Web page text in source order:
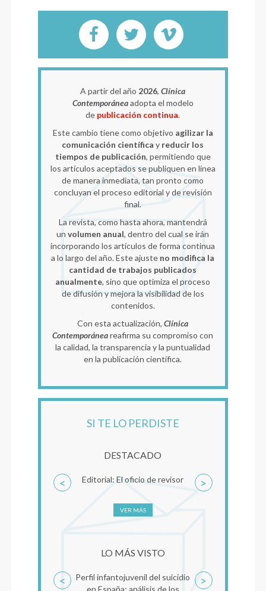
A partir del año 2026,Clínica
Contemporáneaadopta el modelo
de publicación continua.
Este cambio tiene como objetivo agilizar la
comunicación científica y reducir los
tiempos de publicación, permitiendo que
los artículos aceptados se publiquen en línea
de manera inmediata, tan pronto como
concluyan el proceso editorial y de revisión
final.
La revista, como hasta ahora, mantendrá
unvolumen anual, dentro del cual se irán
incorporando los artículos de forma continua
a lo largo del año. Este ajuste no modifica la
cantidad de trabajos publicados
anualmente, sino que optimiza el proceso
de difusión y mejora la visibilidad de los
contenidos.
Con esta actualización,Clínica
Contemporáneareafirma su compromiso con
la calidad, la transparencia y la puntualidad
en la publicación científica.
SI TE LO PERDISTE
DESTACADO
Editorial: El oficio de revisor
VER MÁS
MBT-TF. Una
clínica al Trauma
< >
LO MÁS VISTO
Perfil infantojuvenil del suicidio
en España: análisis de los
Reconsolidación de la
como factor
< >